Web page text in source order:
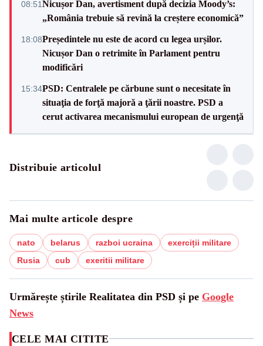
08:51Nicușor Dan, avertisment după decizia Moody’s:
„România trebuie să revină la creștere economică”
18:08Președintele nu este de acord cu legea urșilor.
Nicușor Dan o retrimite în Parlament pentru
modificări
15:34PSD: Centralele pe cărbune sunt o necesitate în
situaţia de forţă majoră a ţării noastre. PSD a
cerut activarea mecanismului european de urgenţă
Distribuie articolul
Mai multe articole despre
nato belarus razboi ucraina
exerciții militare
Rusia
cub exeritii militare
Urmărește știrile Realitatea din PSD și pe Google
News
CELE MAI CITITE